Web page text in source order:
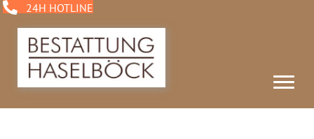
24H HOTLINE